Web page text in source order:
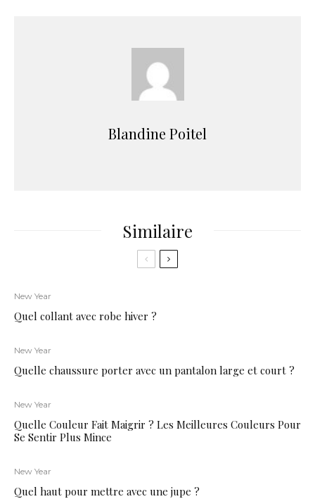
Blandine Poitel
Similaire
New Year
Quel collant avec robe hiver ?
New Year
Quelle chaussure porter avec un pantalon large et court ?
New Year
Quelle Couleur Fait Maigrir ? Les Meilleures Couleurs Pour
Se Sentir Plus Mince
New Year
Quel haut pour mettre avec une jupe ?